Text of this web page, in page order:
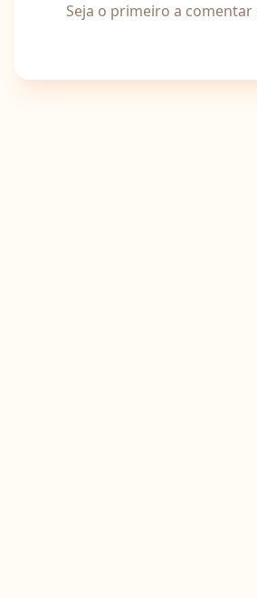
Seja o primeiro a comentar